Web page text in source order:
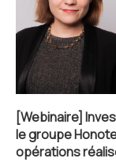
[Webinaire]
le groupe
opérations